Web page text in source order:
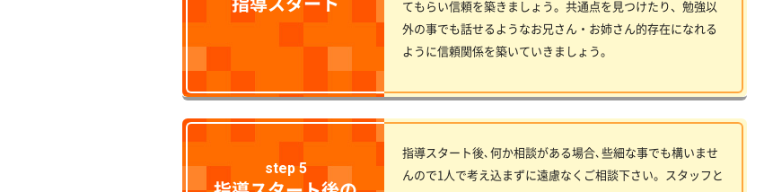
てもらい信頼を築きましょう。共通点を見つけたり、勉強以
外の事でも話せるようなお兄さん・お姉さん的存在になれる
ように信頼関係を築いていきましょう。
step 5
指導スタート後､何か相談がある場合､些細な事でも構いませ
んので1人で考え込まずに遠慮なくご相談下さい。スタッフと